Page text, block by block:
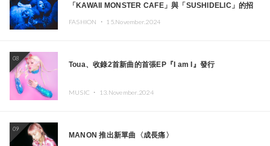
「KAWAII MONSTER CAFE」與「SUSHIDELIC」的招
FASHION ・ 15.November.2024
08
Toua、收錄2首新曲的首張EP『I am I』發行
MUSIC ・ 13.November.2024
09
MANON 推出新單曲〈成長痛〉